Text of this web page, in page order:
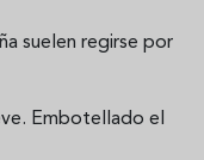
suelen regirse por
Embotellado el